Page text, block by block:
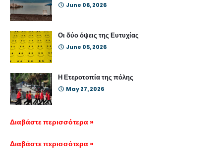
June 06, 2026
Οι δύο όψεις της Ευτυχίας
June 05, 2026
Η Ετεροτοπία της πόλης
May 27, 2026
Διαβάστε περισσότερα »
Διαβάστε περισσότερα »